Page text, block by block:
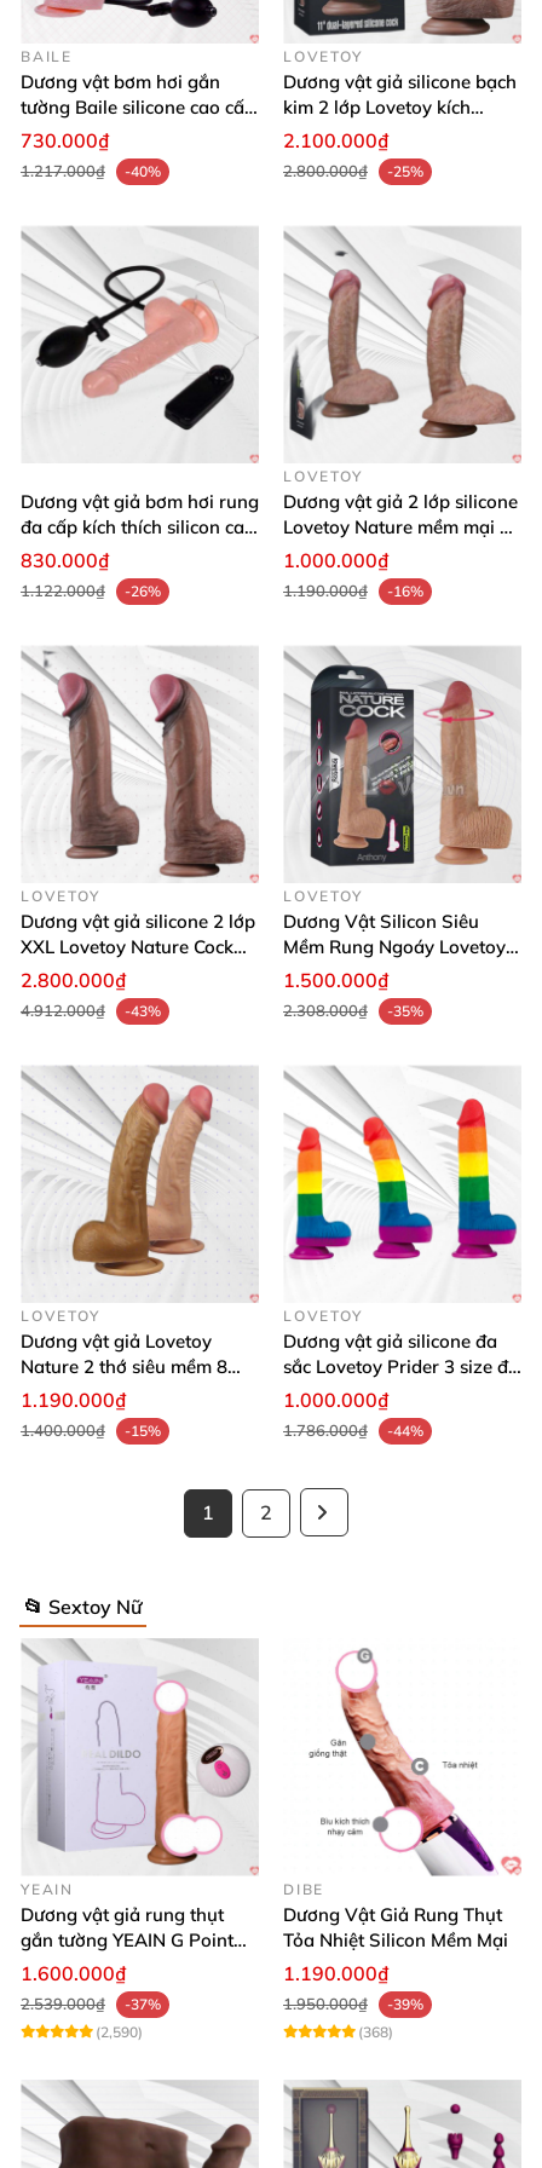
BAILE
Dương vật bơm hơi gắn
tường Baile silicone cao cấp
mềm mại
730.000₫
1.217.000₫ -40%
LOVETOY
Dương vật giả silicone bạch
kim 2 lớp Lovetoy kích
thước lớn
2.100.000₫
2.800.000₫ -25%
Dương vật giả bơm hơi rung
đa cấp kích thích silicon cao
cấp
830.000₫
1.122.000₫ -26%
LOVETOY
Dương vật giả 2 lớp silicone
Lovetoy Nature mềm mại an
toàn sức khỏe
1.000.000₫
1.190.000₫ -16%
LOVETOY
Dương vật giả silicone 2 lớp
XXL Lovetoy Nature Cock
siêu chân thật
2.800.000₫
4.912.000₫ -43%
LOVETOY
Dương Vật Silicon Siêu
Mềm Rung Ngoáy Lovetoy
Anthony Mỹ Chính Hãng
1.500.000₫
2.308.000₫ -35%
LOVETOY
Dương vật giả Lovetoy
Nature 2 thớ siêu mềm 8
inch thật
1.190.000₫
1.400.000₫ -15%
LOVETOY
Dương vật giả silicone đa
sắc Lovetoy Prider 3 size đa
năng
1.000.000₫
1.786.000₫ -44%
1 2
📂 Sextoy Nữ
YEAIN
Dương vật giả rung thụt
gắn tường YEAIN G Point
tỏa nhiệt điều khiển từ xa
1.600.000₫
2.539.000₫
-37%
(2,590)
DIBE
Dương Vật Giả Rung Thụt
Tỏa Nhiệt Silicon Mềm Mại
1.190.000₫
1.950.000₫
-39%
(368)